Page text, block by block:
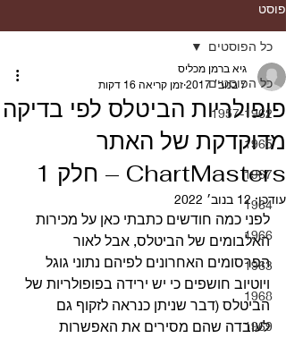
פוסט
כל הפוסטים
1957-1962
1965
1967
1964
1966
1963
1968
1969
כל הפוסטים
פופולריות הביטלס לפי בדיקה
מדוקדקת של האתר
ChartMasters – חלק 1
גיא ברמן מכליס
7 בנוב׳ 2017
זמן קריאה 16 דקות
עודכן:12 בנוב׳ 2022
לפני כמה חודשים כתבתי כאן על מכירות
האלבומים של הביטלס, אבל לאור
הפרסומים האחרונים לפיהם נתוני גוגל
ויוטיוב חושפים כי יש ירידה בפופולריות של
הביטלס (דבר שניתן כנראה לזקוף גם
לעובדה שהם מסירים את האפשרות